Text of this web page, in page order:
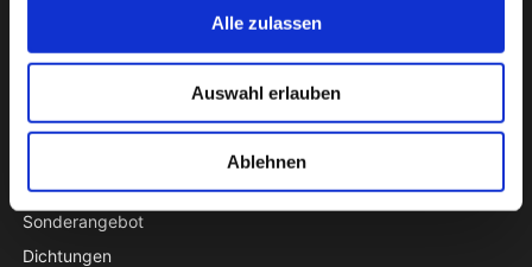
Alle zulassen
Auswahl erlauben
Ablehnen
Papegøjevej 7, DK-6270 Tønder
+45 74782515
USt-IdNr. DK27216129
KATALOG
Sonderangebot
Dichtungen